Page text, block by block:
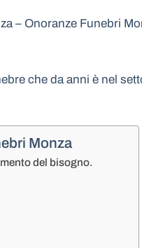
– Onoranze Funebri
che da anni è nel
Monza
del bisogno.